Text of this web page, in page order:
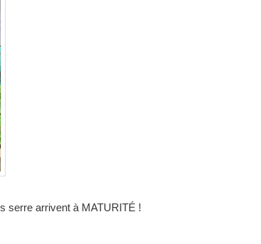
serre arrivent à MATURITÉ !